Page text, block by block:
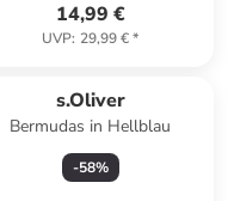
14,99 €
UVP: 29,99 €*
s.Oliver
Bermudas in Hellblau
-58%